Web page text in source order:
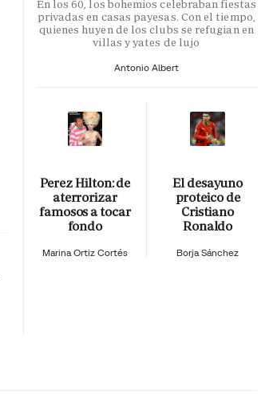
En los 60, los bohemios celebraban fiestas
privadas en casas payesas. Con el tiempo,
quienes huyen de los clubs se refugian en
villas y yates de lujo
Antonio Albert
Perez Hilton: de
aterrorizar
famosos a tocar
fondo
Marina Ortiz Cortés
El desayuno
proteico de
Cristiano
Ronaldo
Borja Sánchez